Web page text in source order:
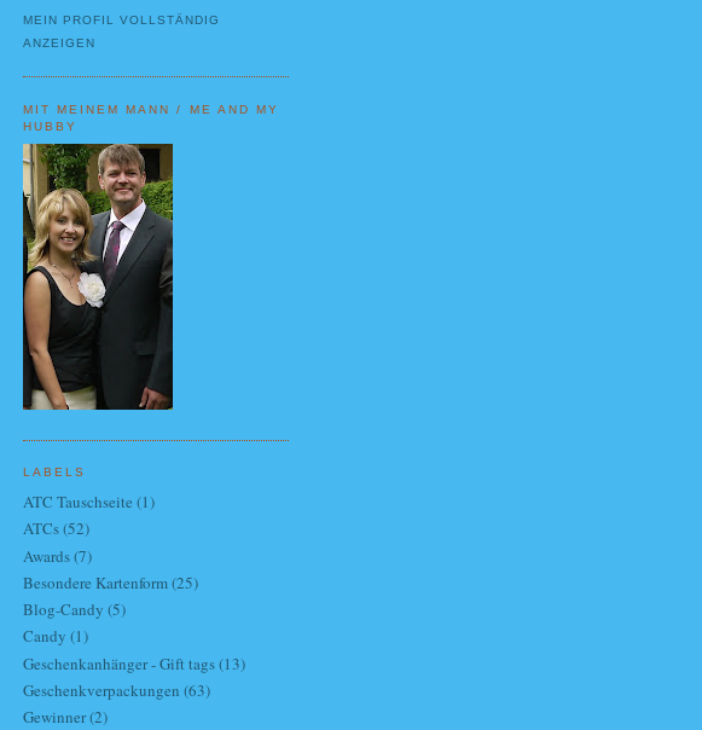
MEIN PROFIL VOLLSTÄNDIG
ANZEIGEN
MIT MEINEM MANN / ME AND MY
HUBBY
LABELS
ATC Tauschseite (1)
ATCs(52)
Awards(7)
Besondere Kartenform(25)
Blog-Candy (5)
Candy (1)
Geschenkanhänger - Gift tags(13)
Geschenkverpackungen (63)
Gewinner(2)